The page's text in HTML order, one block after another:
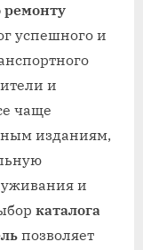
ремонту
успешного и
и
чаще
изданиям,
и
каталога
позволяет